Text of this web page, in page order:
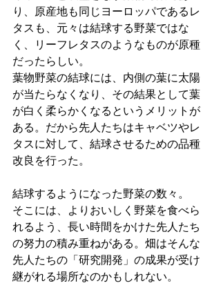
り、原産地も同じヨーロッパであるレ
タスも、元々は結球する野菜ではな
く、リーフレタスのようなものが原種
だったらしい。
葉物野菜の結球には、内側の葉に太陽
が当たらなくなり、その結果として葉
が白く柔らかくなるというメリットが
ある。だから先人たちはキャベツやレ
タスに対して、結球させるための品種
改良を行った。
結球するようになった野菜の数々。
そこには、よりおいしく野菜を食べら
れるよう、長い時間をかけた先人たち
の努力の積み重ねがある。畑はそんな
先人たちの「研究開発」の成果が受け
継がれる場所なのかもしれない。